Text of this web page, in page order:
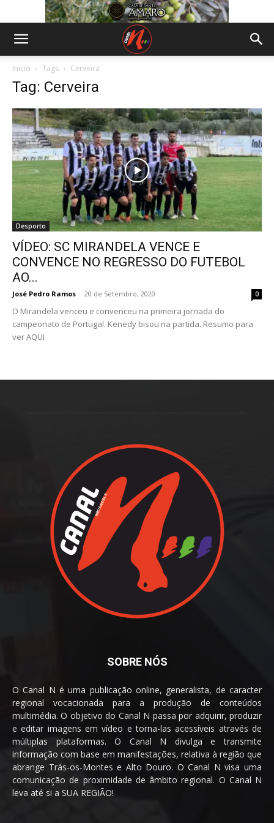
Início Tags Cerveira
Tag: Cerveira
Desporto
VÍDEO: SC MIRANDELA VENCE E
CONVENCE NO REGRESSO DO FUTEBOL
AO...
José Pedro Ramos - 20 de Setembro, 2020 0
O Mirandela venceu e convenceu na primeira jornada do
campeonato de Portugal. Kenedy bisou na partida. Resumo para
ver AQUI
SOBRE NÓS
O Canal N é uma publicação online, generalista, de caracter
regional vocacionada para a produção de conteúdos
multimédia. O objetivo do Canal N passa por adquirir, produzir
e editar imagens em vídeo e torna-las acessíveis através de
múltiplas plataformas. O Canal N divulga e transmite
informação com base em manifestações, relativa à região que
abrange Trás-os-Montes e Alto Douro. O Canal N visa uma
comunicação de proximidade de âmbito regional. O Canal N
leva até si a SUA REGIÃO!